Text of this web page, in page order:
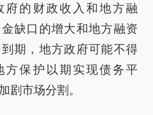
府的财政收入和地方融
缺口的增大和地方融资
期，地方政府可能不得
方保护以期实现债务平
剧市场分割。